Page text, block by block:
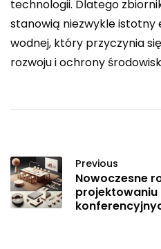
technologii. Dlatego
stanowią niezwykle
wodnej, który przyczynia
rozwoju i ochrony
Previous
Nowoczesne
projektowaniu